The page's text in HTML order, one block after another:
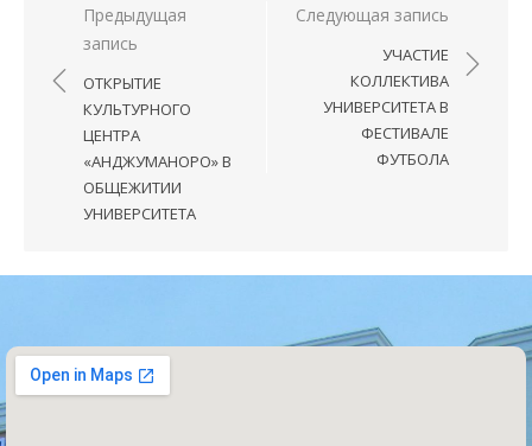
Предыдущая
запись
ОТКРЫТИЕ
КУЛЬТУРНОГО
ЦЕНТРА
«АНДЖУМАНОРО» В
ОБЩЕЖИТИИ
УНИВЕРСИТЕТА
Следующая запись
УЧАСТИЕ
КОЛЛЕКТИВА
УНИВЕРСИТЕТА В
ФЕСТИВАЛЕ
ФУТБОЛА